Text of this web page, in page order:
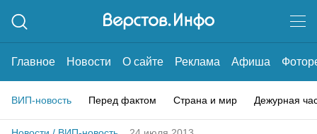
Главное Новости О сайте Реклама Афиша
ВИП-новость Перед фактом Страна и мир Дежурная